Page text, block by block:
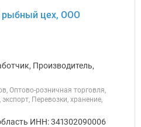
рыбный цех, ООО
Производитель,
Оптово-розничная торговля,
Перевозки, хранение,
ИНН: 341302090006